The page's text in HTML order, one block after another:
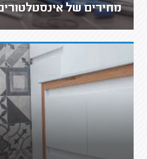
מחירים של